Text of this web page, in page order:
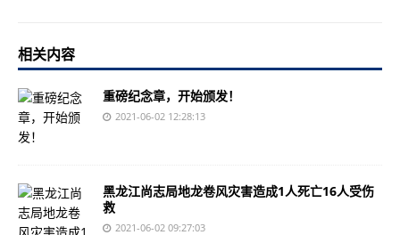
相关内容
重磅纪念章，开始颁发！
2021-06-02 12:28:13
黑龙江尚志局地龙卷风灾害造成1人死亡16人受伤
救
2021-06-02 09:27:03